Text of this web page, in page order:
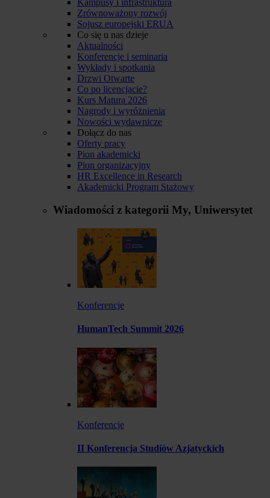
Zrównoważony rozwój
Sojusz europejski ERUA
Co się u nas dzieje
Aktualności
Konferencje i seminaria
Wykłady i spotkania
Drzwi Otwarte
Co po licencjacie?
Kurs Matura 2026
Nagrody i wyróżnienia
Nowości wydawnicze
Dołącz do nas
Oferty pracy
Pion akademicki
Pion organizacyjny
HR Excellence in Research
Akademicki Program Stażowy
Wiadomości z kategorii My, Uniwersytet
Konferencje
HumanTech Summit 2026
Konferencje
II Konferencja Studiów Azjatyckich